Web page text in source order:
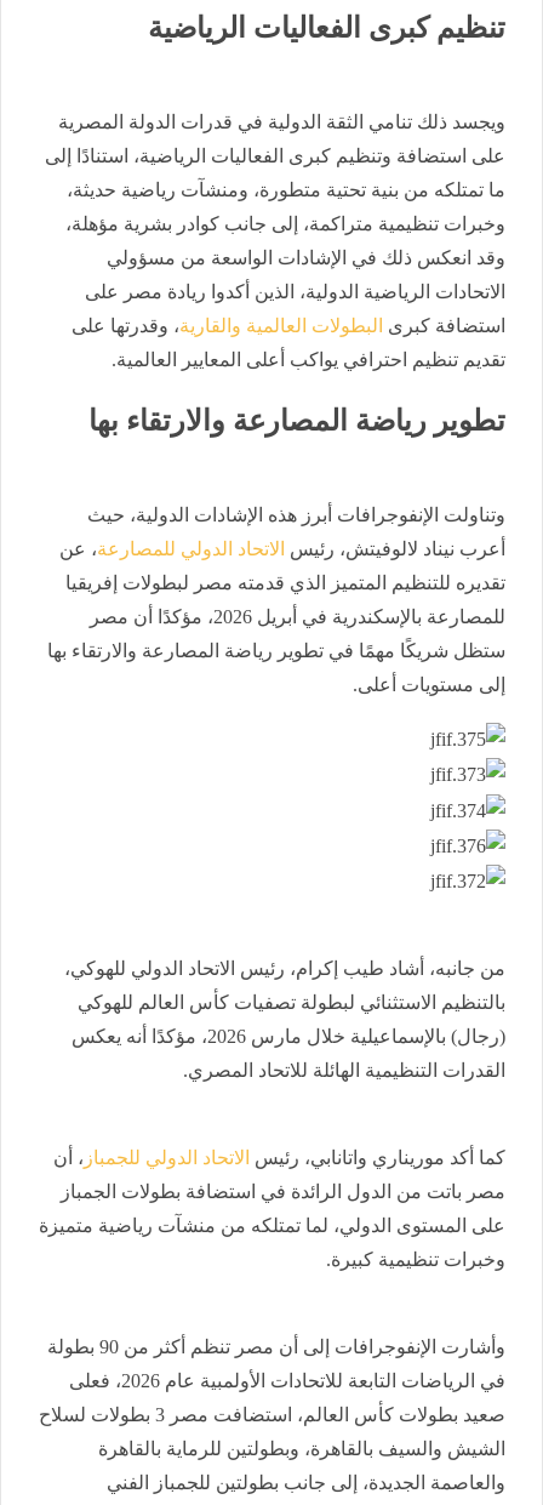
تنظيم كبرى الفعاليات الرياضية
ويجسد ذلك تنامي الثقة الدولية في قدرات الدولة المصرية
على استضافة وتنظيم كبرى الفعاليات الرياضية، استنادًا إلى
ما تمتلكه من بنية تحتية متطورة، ومنشآت رياضية حديثة،
وخبرات تنظيمية متراكمة، إلى جانب كوادر بشرية مؤهلة،
وقد انعكس ذلك في الإشادات الواسعة من مسؤولي
الاتحادات الرياضية الدولية، الذين أكدوا ريادة مصر على
استضافة كبرى البطولات العالمية والقارية، وقدرتها على
تقديم تنظيم احترافي يواكب أعلى المعايير العالمية.
تطوير رياضة المصارعة والارتقاء بها
وتناولت الإنفوجرافات أبرز هذه الإشادات الدولية، حيث
أعرب نيناد لالوفيتش، رئيس الاتحاد الدولي للمصارعة، عن
تقديره للتنظيم المتميز الذي قدمته مصر لبطولات إفريقيا
للمصارعة بالإسكندرية في أبريل 2026، مؤكدًا أن مصر
ستظل شريكًا مهمًا في تطوير رياضة المصارعة والارتقاء بها
إلى مستويات أعلى.
من جانبه، أشاد طيب إكرام، رئيس الاتحاد الدولي للهوكي،
بالتنظيم الاستثنائي لبطولة تصفيات كأس العالم للهوكي
(رجال) بالإسماعيلية خلال مارس 2026، مؤكدًا أنه يعكس
القدرات التنظيمية الهائلة للاتحاد المصري.
كما أكد موريناري واتانابي، رئيس الاتحاد الدولي للجمباز ، أن
مصر باتت من الدول الرائدة في استضافة بطولات الجمباز
على المستوى الدولي، لما تمتلكه من منشآت رياضية متميزة
وخبرات تنظيمية كبيرة.
وأشارت الإنفوجرافات إلى أن مصر تنظم أكثر من 90 بطولة
في الرياضات التابعة للاتحادات الأولمبية عام 2026، فعلى
صعيد بطولات كأس العالم، استضافت مصر 3 بطولات لسلاح
الشيش والسيف بالقاهرة، وبطولتين للرماية بالقاهرة
والعاصمة الجديدة، إلى جانب بطولتين للجمباز الفني